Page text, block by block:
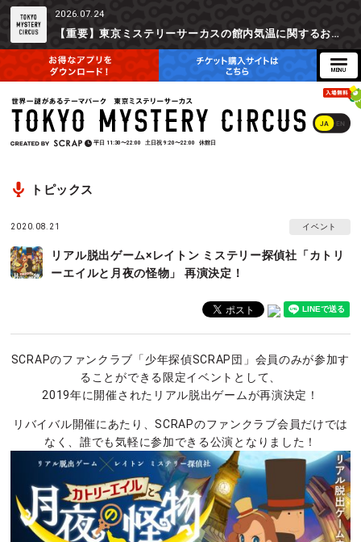
2026.07.24
【重要】東京ミステリーサーカスの館内気温に関するお詫びとご参加辞退時の返金対応について
JA EN
平日 11:30〜22:00 土日祝 9:20〜22:00 休館日
トピックス
2020.08.21 イベント
リアル脱出ゲーム×レイトン ミステリー探偵社「カトリ
ーエイルと月夜の怪物」 再演決定！
SCRAPのファンクラブ「少年探偵SCRAP団」会員のみが参加す
ることができる限定イベントとして、
2019年に開催されたリアル脱出ゲームが再演決定！
リバイバル開催にあたり、SCRAPのファンクラブ会員だけでは
なく、誰でも気軽に参加できる公演となりました！